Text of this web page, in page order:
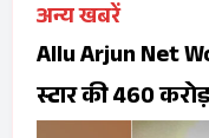
अन्य खबरें
Allu Arjun Net
स्टार की ₹460